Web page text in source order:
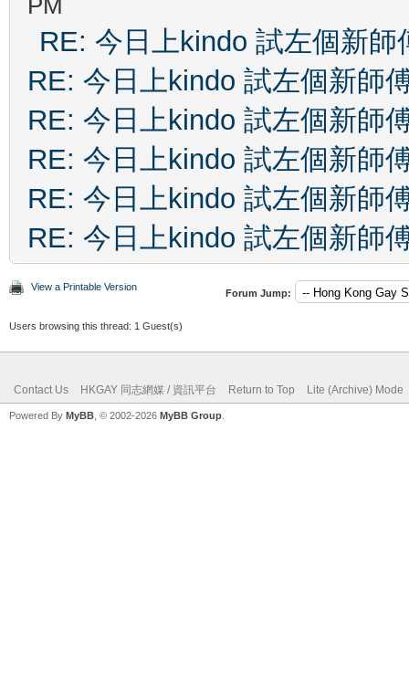
RE: 今日上kindo 試左個新師
RE: 今日上kindo 試左個新師
RE: 今日上kindo 試左個新師
RE: 今日上kindo 試左個新師
RE: 今日上kindo 試左個新師
RE: 今日上kindo 試左個新師
View a Printable Version
Forum Jump:
Users browsing this thread: 1 Guest(s)
Contact Us HKGAY 同志網媒 / 資訊平台 Return to Top Lite (Archive) Mode
Powered By MyBB , © 2002-2026 MyBB Group